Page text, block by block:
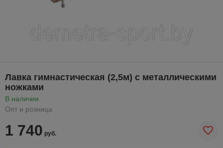
Лавка гимнастическая (2,5м) с металлическими
ножками
В наличии
Опт и розница
1 740 руб.